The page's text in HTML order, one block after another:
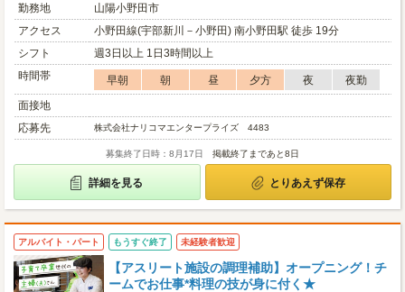
勤務地
山陽小野田市
アクセス
小野田線(宇部新川－小野田) 南小野田駅 徒歩 19分
シフト
週3日以上 1日3時間以上
時間帯
早朝 朝 昼 夕方 夜
夜勤
面接地
応募先
株式会社ナリコマエンタープライズ 4483
募集終了日時：8月17日 掲載終了まであと8日
詳細を見る とりあえず保存
アルバイト・パート もうすぐ終了 未経験者歓迎
【アスリート施設の調理補助】オープニング！チ
ームでお仕事*料理の技が身に付く★